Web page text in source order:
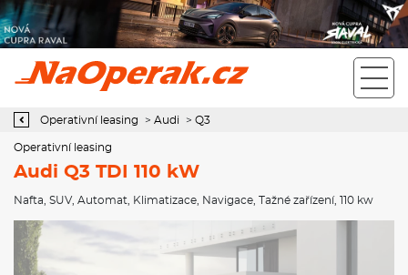
Operativní leasing Audi Q3 TDI 110 kW
Operativní leasing > Audi > Q3
Operativní leasing
Audi Q3 TDI 110 kW
Nafta SUV, Automat Klimatizace Navigace Tažné zařízení, 110 kw